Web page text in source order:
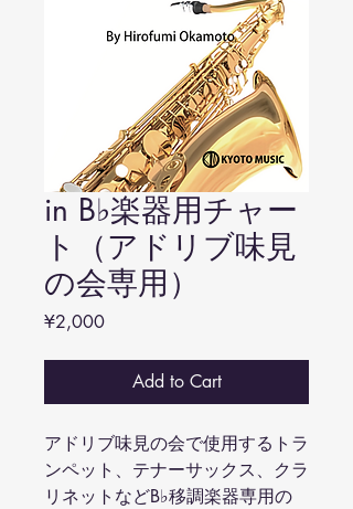
in B♭楽器用チャー
ト（アドリブ味見
の会専用）
¥2,000Price
Add to Cart
アドリブ味見の会で使用するトラ
ンペット、テナーサックス、クラ
リネットなどB♭移調楽器専用の